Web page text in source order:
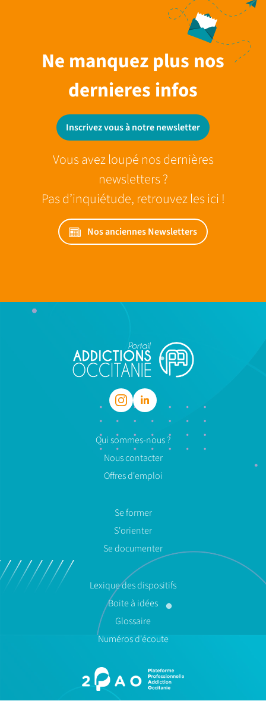
Ne manquez plus nos
dernieres infos
Inscrivez vous à notre newsletter
Vous avez loupé nos dernières
newsletters ?
Pas d’inquiétude, retrouvez les ici !
Nos anciennes Newsletters
Qui sommes-nous ?
Nous contacter
Offres d'emploi
Se former
S'orienter
Se documenter
Lexique des dispositifs
Boite à idées
Glossaire
Numéros d'écoute